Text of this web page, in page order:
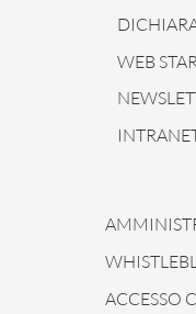
WEB
ACCESSO